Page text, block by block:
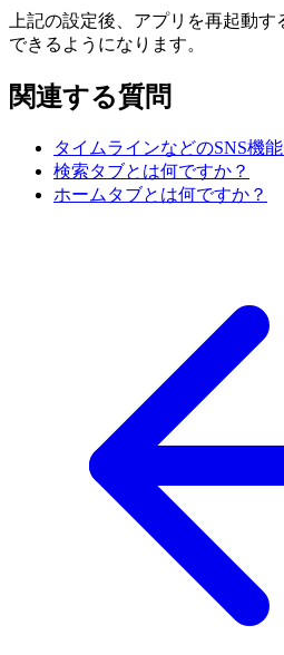
上記の設定後、アプリを再起動
できるようになります。
関連する質問
タイムラインなどのSNS機
検索タブとは何ですか？
ホームタブとは何ですか？